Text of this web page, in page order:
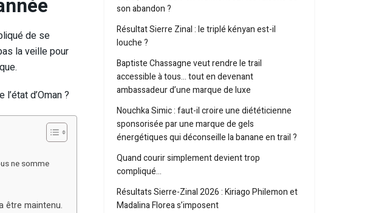
de se
la veille pour
d’Oman ?
ne somme
être maintenu.
son abandon ?
Résultat Sierre Zinal : le triplé kényan est-il
louche ?
Baptiste Chassagne veut rendre le trail
accessible à tous… tout en devenant
ambassadeur d’une marque de luxe
Nouchka Simic : faut-il croire une diététicienne
sponsorisée par une marque de gels
énergétiques qui déconseille la banane en trail ?
Quand courir simplement devient trop
compliqué…
Résultats Sierre-Zinal 2026 : Kiriago Philemon et
Madalina Florea s’imposent